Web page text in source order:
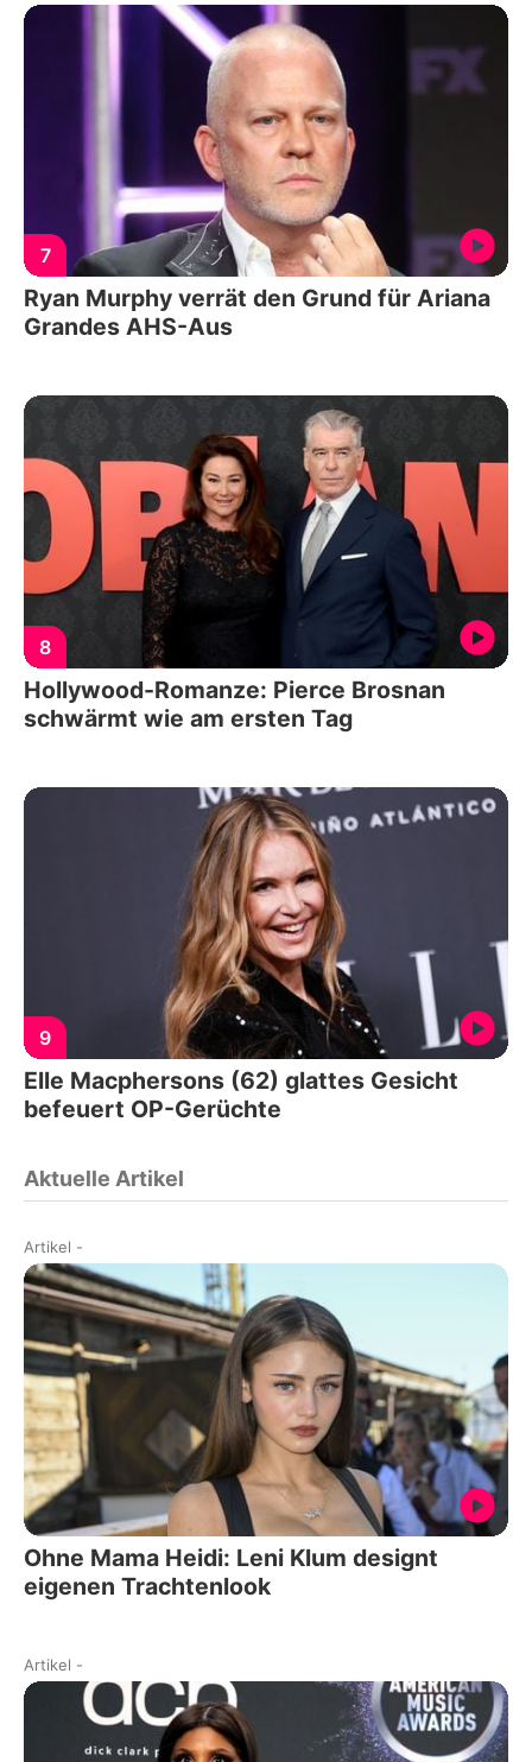
7
Ryan Murphy verrät den Grund für Ariana
Grandes AHS-Aus
8
Hollywood-Romanze: Pierce Brosnan
schwärmt wie am ersten Tag
9
Elle Macphersons (62) glattes Gesicht
befeuert OP-Gerüchte
Aktuelle Artikel
Artikel -
Ohne Mama Heidi: Leni Klum designt
eigenen Trachtenlook
Artikel -